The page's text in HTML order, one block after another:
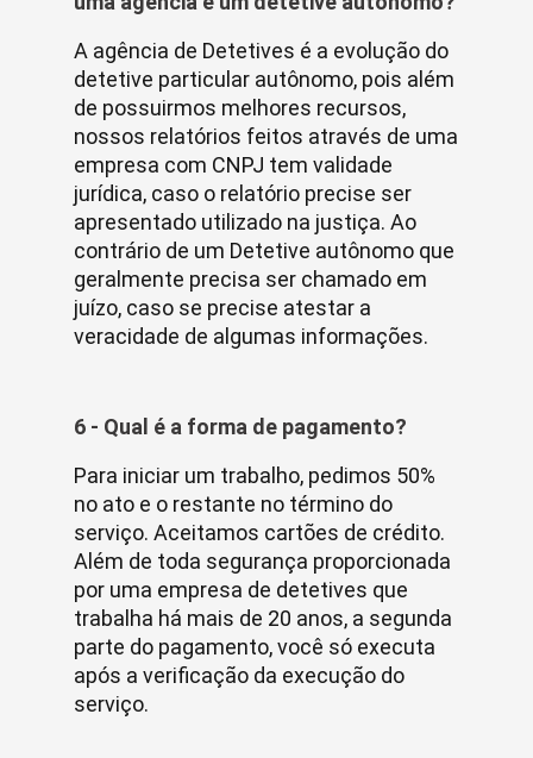
A agência de Detetives é a evolução do
detetive particular autônomo, pois além
de possuirmos melhores recursos,
nossos relatórios feitos através de uma
empresa com CNPJ tem validade
jurídica, caso o relatório precise ser
apresentado utilizado na justiça. Ao
contrário de um Detetive autônomo que
geralmente precisa ser chamado em
juízo, caso se precise atestar a
veracidade de algumas informações.
6 - Qual é a forma de pagamento?
Para iniciar um trabalho, pedimos 50%
no ato e o restante no término do
serviço. Aceitamos cartões de crédito.
Além de toda segurança proporcionada
por uma empresa de detetives que
trabalha há mais de 20 anos, a segunda
parte do pagamento, você só executa
após a verificação da execução do
serviço.